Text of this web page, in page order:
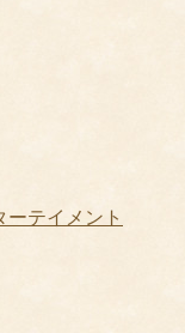
ーテイメント